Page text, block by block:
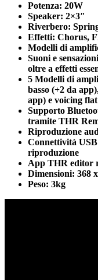
Potenza: 20W
Speaker: 2×3″
Riverbero:
Effetti: Chorus,
Modelli di
Suoni e
oltre a effetti
5 Modelli di
basso (+2 da
app) e voicing
Supporto
tramite THR
Riproduzione
Connettività
riproduzione
App THR editor
Dimensioni: 368
Peso: 3kg